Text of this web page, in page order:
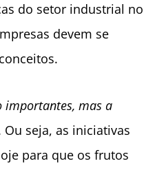
do setor industrial no
devem se
importantes, mas a
Ou seja, as iniciativas
para que os frutos